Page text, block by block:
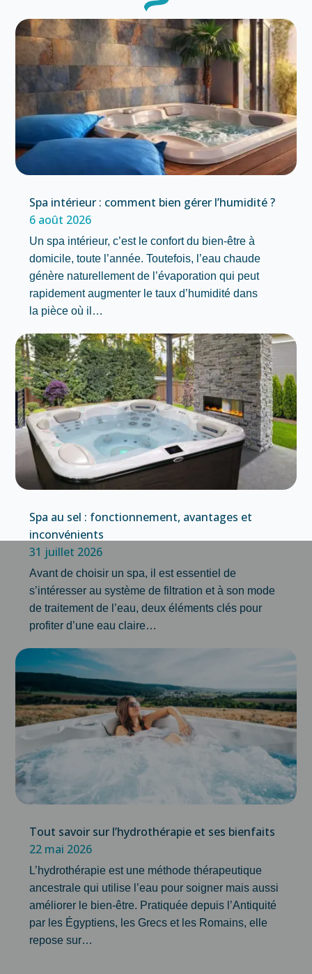
Spa intérieur : comment bien gérer l’humidité ?
6 août 2026
Un spa intérieur, c’est le confort du bien-être à
domicile, toute l’année. Toutefois, l’eau chaude
génère naturellement de l’évaporation qui peut
rapidement augmenter le taux d’humidité dans
la pièce où il…
Spa au sel : fonctionnement, avantages et
inconvénients
31 juillet 2026
Avant de choisir un spa, il est essentiel de
s’intéresser au système de filtration et à son mode
de traitement de l’eau, deux éléments clés pour
profiter d’une eau claire…
Tout savoir sur l’hydrothérapie et ses bienfaits
22 mai 2026
L’hydrothérapie est une méthode thérapeutique
ancestrale qui utilise l’eau pour soigner mais aussi
améliorer le bien-être. Pratiquée depuis l’Antiquité
par les Égyptiens, les Grecs et les Romains, elle
repose sur…